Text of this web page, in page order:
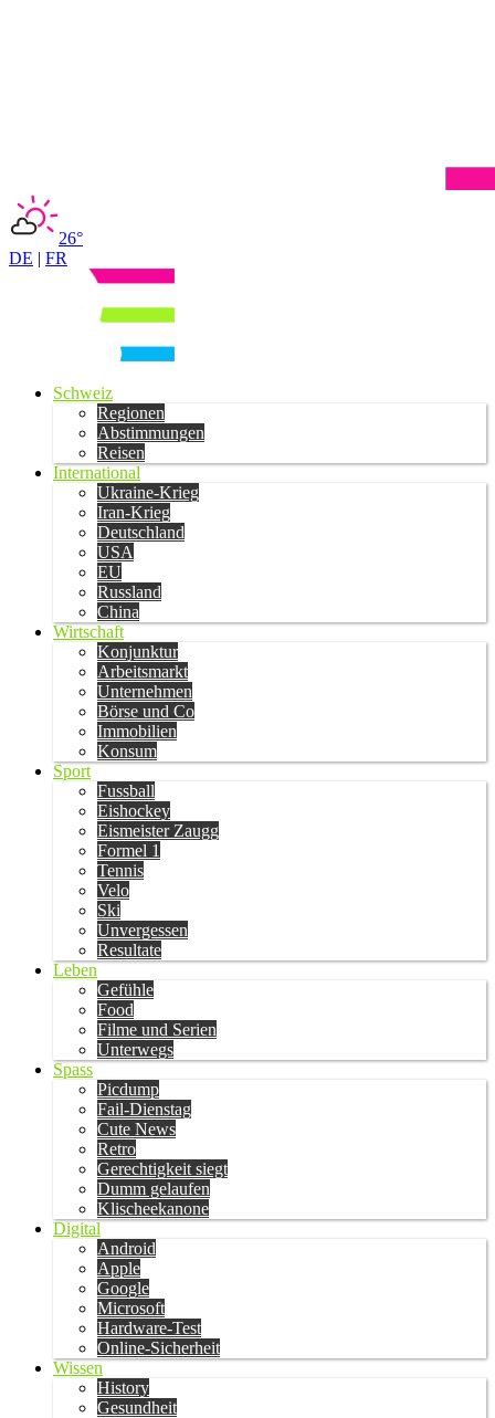
26°
DE | FR
Schweiz
Regionen
Abstimmungen
Reisen
International
Ukraine-Krieg
Iran-Krieg
Deutschland
USA
EU
Russland
China
Wirtschaft
Konjunktur
Arbeitsmarkt
Unternehmen
Börse und Co
Immobilien
Konsum
Sport
Fussball
Eishockey
Eismeister Zaugg
Formel 1
Tennis
Velo
Ski
Unvergessen
Resultate
Leben
Gefühle
Food
Filme und Serien
Unterwegs
Spass
Picdump
Fail-Dienstag
Cute News
Retro
Gerechtigkeit siegt
Dumm gelaufen
Klischeekanone
Digital
Android
Apple
Google
Microsoft
Hardware-Test
Online-Sicherheit
Wissen
History
Gesundheit